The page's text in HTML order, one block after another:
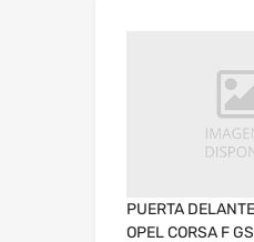
PUERTA
OPEL CORSA F GS